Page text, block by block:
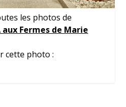
les photos de
aux Fermes de Marie
cette photo :